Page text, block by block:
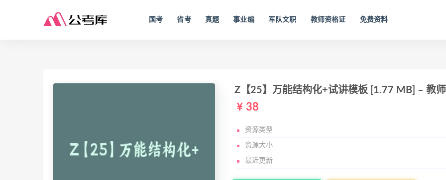
国考 省考 真题 事业编 军队文职 教师资格证 免费资料
Z【25】万能结构化+试讲模板 [1.77 MB] – 教
38
资源类型
资源大小
最近更新